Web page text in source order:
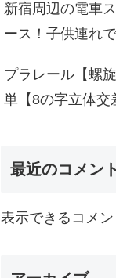
新宿周辺の電車
ース！子供連れ
プラレール【螺
単【8の字立体交
最近のコメント
表示できるコメン